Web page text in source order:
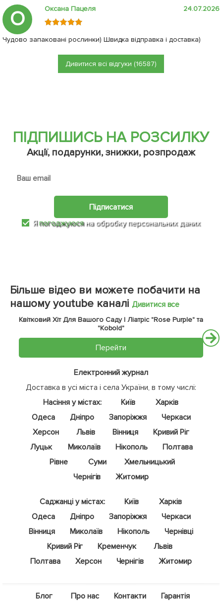
О Оксана Пацеля 24.07.2026
Чудово запаковані рослинки) Швидка відправка і доставка)
Дивитися всі відгуки (16587)
ПІДПИШИСЬ НА РОЗСИЛКУ
Акції, подарунки, знижки, розпродаж
Підписатися
Япогоджуюсяна обробку персональних даних
Більше відео ви можете побачити на
нашому youtube каналі Дивитися все
Квітковий Хіт Для Вашого Саду | Ліатріс "Rose Purple" та
"Kobold"
Перейти
Електронний журнал
Доставка в усі міста і села України, в тому числі:
Насіння у містах:
Київ
Харків
Одеса
Дніпро Запоріжжя
Черкаси
Херсон
Львів Вінниця
Кривий Ріг
Луцьк
Миколаїв Нікополь
Полтава
Рівне
Суми
Хмельницький
Чернігів
Житомир
Саджанці у містах: Київ
Харків
Одеса
Дніпро Запоріжжя
Черкаси
Вінниця
Миколаїв Нікополь
Чернівці
Кривий Ріг
Кременчук
Львів
Полтава
Херсон Чернігів Житомир
Блог Про нас Контакти
Гарантія